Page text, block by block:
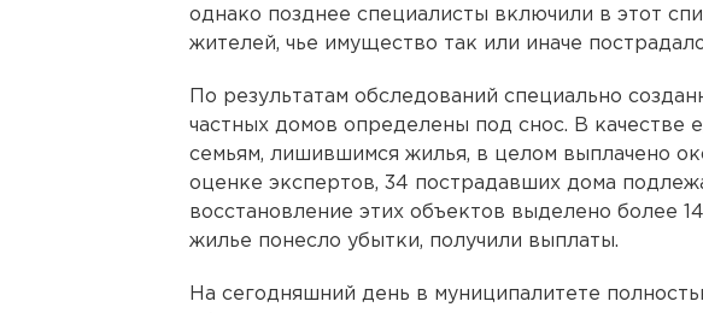
однако позднее специалисты включили в этот
жителей, чье имущество так или иначе
По результатам обследований специально
частных домов определены под снос. В качестве
семьям, лишившимся жилья, в целом выплачено
оценке экспертов, 34 пострадавших дома
восстановление этих объектов выделено более
жилье понесло убытки, получили выплаты.
На сегодняшний день в муниципалитете